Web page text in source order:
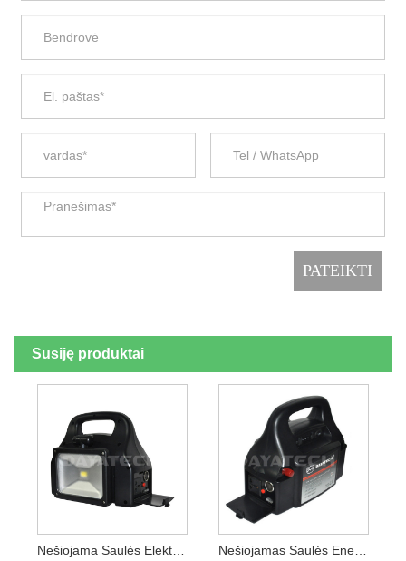
Susiję produktai
Nešiojama Saulės Elektrinės Inverterio LED Darbo Lemputė Nešiojamas Saulės Energijos Banko Paleidiklis